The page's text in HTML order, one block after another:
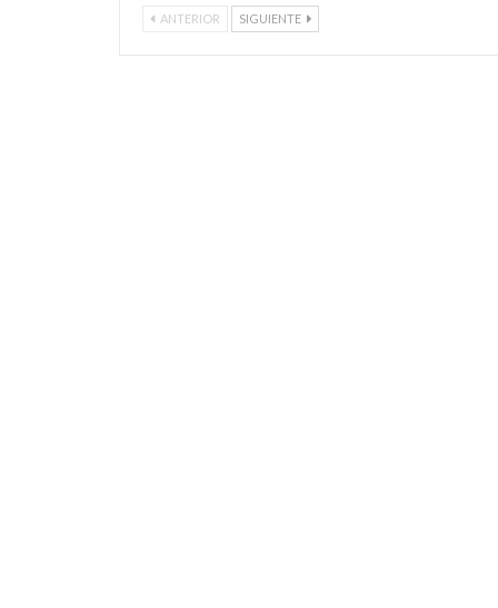
ANTERIOR SIGUIENTE